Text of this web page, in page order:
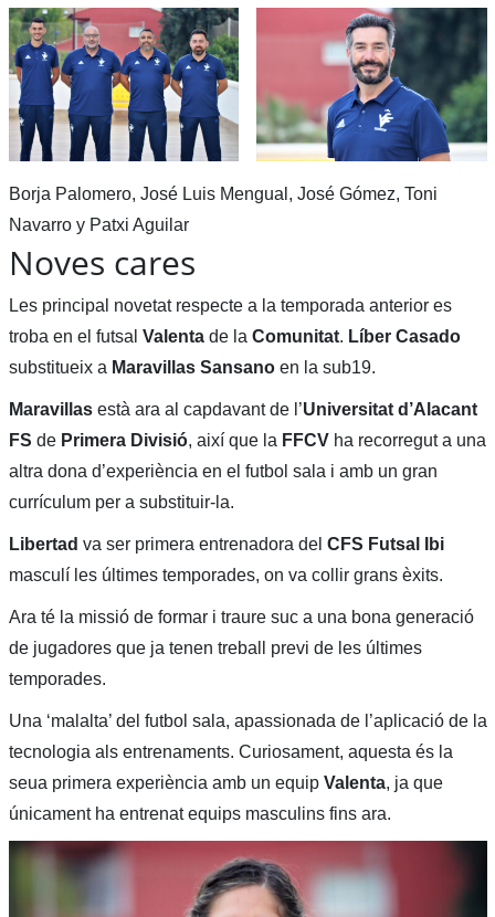
Borja Palomero, José Luis Mengual, José Gómez, Toni
Navarro y Patxi Aguilar
Noves cares
Les principal novetat respecte a la temporada anterior es
troba en el futsal Valenta de la Comunitat. Líber Casado
substitueix a Maravillas Sansanoen la sub19.
Maravillas està ara al capdavant de l’Universitat d’Alacant
FS de Primera Divisió, així que la FFCV ha recorregut a una
altra dona d’experiència en el futbol sala i amb un gran
currículum per a substituir-la.
Libertad va ser primera entrenadora del CFS Futsal Ibi
masculí les últimes temporades, on va collir grans èxits.
Ara té la missió de formar i traure suc a una bona generació
de jugadores que ja tenen treball previ de les últimes
temporades.
Una ‘malalta’ del futbol sala, apassionada de l’aplicació de la
tecnologia als entrenaments. Curiosament, aquesta és la
seua primera experiència amb un equip Valenta, ja que
únicament ha entrenat equips masculins fins ara.